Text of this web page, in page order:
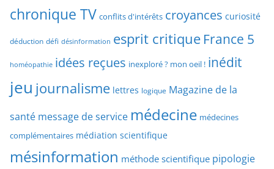
t
y
e
d
’
a
i
h
p
a
t
e
chronique TV conflits d'intérêts croyances curiosité
déduction défi désinformation esprit critique France 5
homéopathie idées reçues inexploré ? mon oeil ! inédit
jeu journalisme lettres logique Magazine de la
santé message de service médecine médecines
complémentaires médiation scientifique
mésinformation méthode scientifique pipologie